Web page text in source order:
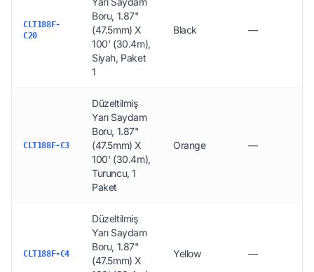
CLT188F-
C20
Boru, 1.87"
(47.5mm) X
100' (30.4m),
Siyah, Paket
1
Black —
CLT188F-C3
Düzeltilmiş
Yarı Saydam
Boru, 1.87"
(47.5mm) X
100' (30.4m),
Turuncu, 1
Paket
Orange —
CLT188F-C4
Düzeltilmiş
Yarı Saydam
Boru, 1.87"
(47.5mm) X
Yellow —